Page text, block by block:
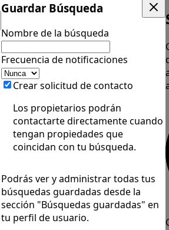
Guardar Búsqueda
Nombre de la búsqueda
Frecuencia de notificaciones
Crear solicitud de contacto
Los propietarios podrán
contactarte directamente cuando
tengan propiedades que
coincidan con tu búsqueda.
Podrás ver y administrar todas tus
búsquedas guardadas desde la
sección "Búsquedas guardadas" en
tu perfil de usuario.